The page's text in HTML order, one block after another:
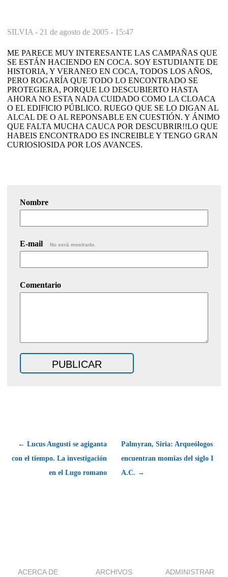
SILVIA - 21 de agosto de 2005 - 15:47
ME PARECE MUY INTERESANTE LAS CAMPAÑAS QUE
SE ESTÁN HACIENDO EN COCA. SOY ESTUDIANTE DE
HISTORIA, Y VERANEO EN COCA, TODOS LOS AÑOS,
PERO ROGARÍA QUE TODO LO ENCONTRADO SE
PROTEGIERA, PORQUE LO DESCUBIERTO HASTA
AHORA NO ESTA NADA CUIDADO COMO LA CLOACA
O EL EDIFICIO PÚBLICO. RUEGO QUE SE LO DIGAN AL
ALCAL DE O AL REPONSABLE EN CUESTIÓN. Y ÁNIMO
QUE FALTA MUCHA CAUCA POR DESCUBRIR!!LO QUE
HABEIS ENCONTRADO ES INCREIBLE Y TENGO GRAN
CURIOSIOSIDA POR LOS AVANCES.
Nombre
E-mail No será mostrado.
Comentario
← Lucus Augusti se agiganta
con el tiempo. La investigación
en el Lugo romano
Palmyran, Siria: Arqueólogos
encuentran momias del siglo I
A.C. →
ACERCA DE ARCHIVOS ADMINISTRAR